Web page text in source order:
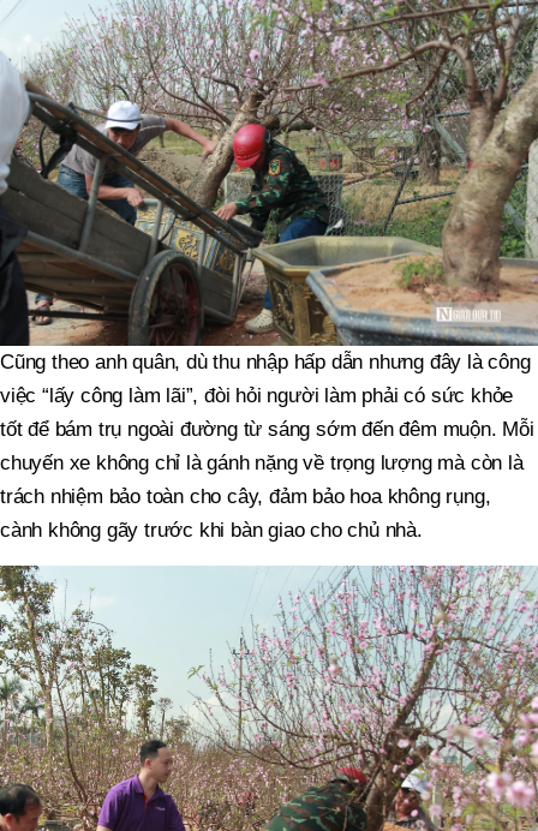
Cũng theo anh quân, dù thu nhập hấp dẫn nhưng đây là công
việc “lấy công làm lãi”, đòi hỏi người làm phải có sức khỏe
tốt để bám trụ ngoài đường từ sáng sớm đến đêm muộn. Mỗi
chuyến xe không chỉ là gánh nặng về trọng lượng mà còn là
trách nhiệm bảo toàn cho cây, đảm bảo hoa không rụng,
cành không gãy trước khi bàn giao cho chủ nhà.